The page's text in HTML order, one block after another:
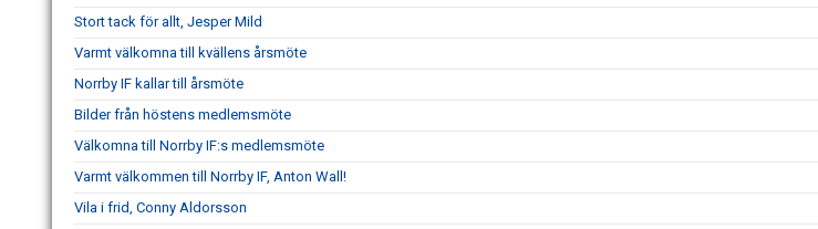
Stort tack för allt, Jesper Mild
Varmt välkomna till kvällens årsmöte
Norrby IF kallar till årsmöte
Bilder från höstens medlemsmöte
Välkomna till Norrby IF:s medlemsmöte
Varmt välkommen till Norrby IF, Anton Wall!
Vila i frid, Conny Aldorsson